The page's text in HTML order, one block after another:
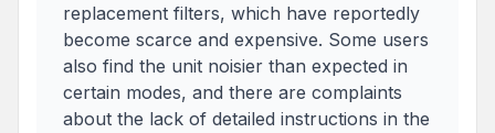
replacement filters, which have reportedly
become scarce and expensive. Some users
also find the unit noisier than expected in
certain modes, and there are complaints
about the lack of detailed instructions in the